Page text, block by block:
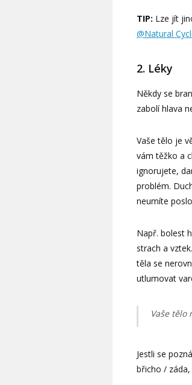
TIP: Lze jít
@Natural
2. Léky
Někdy se
zabolí hlava
Vaše tělo je
vám těžko a
ignorujete,
problém.
neumíte
Např. bolest
strach a
těla se
utlumovat
Vaše tělo
Jestli se
břicho /